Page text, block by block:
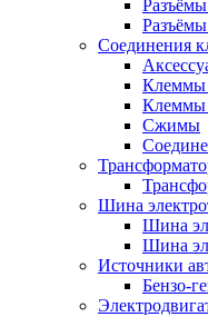
Соединения
Клеммы
Клеммы
Сжимы
Шина
Шина
Шина
Источники
Бензо-